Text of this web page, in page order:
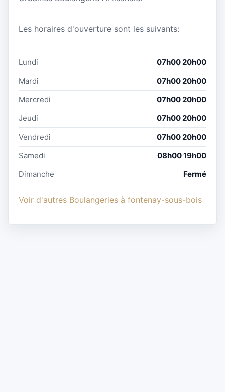
Les horaires d'ouverture sont les suivants:
Lundi
07h00 20h00
Mardi
07h00 20h00
Mercredi
07h00 20h00
Jeudi
07h00 20h00
Vendredi
07h00 20h00
Samedi
08h00 19h00
Dimanche
Fermé
Voir d'autres Boulangeries à fontenay-sous-bois